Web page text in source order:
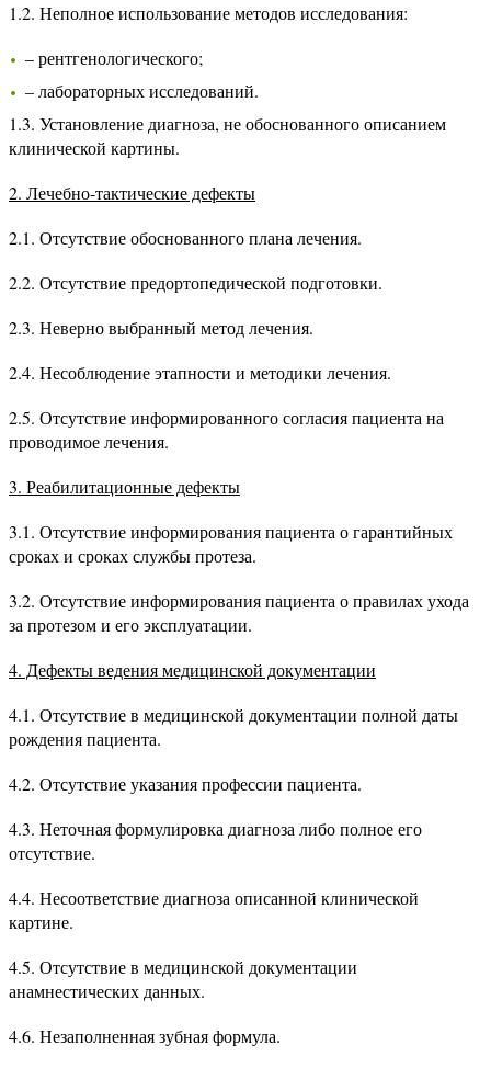
1.2. Неполное использование методов исследования:
– рентгенологического;
– лабораторных исследований.
1.3. Установление диагноза, не обоснованного описанием
клинической картины.
2. Лечебно-тактические дефекты
2.1. Отсутствие обоснованного плана лечения.
2.2. Отсутствие предортопедической подготовки.
2.3. Неверно выбранный метод лечения.
2.4. Несоблюдение этапности и методики лечения.
2.5. Отсутствие информированного согласия пациента на
проводимое лечения.
3. Реабилитационные дефекты
3.1. Отсутствие информирования пациента о гарантийных
сроках и сроках службы протеза.
3.2. Отсутствие информирования пациента о правилах ухода
за протезом и его эксплуатации.
4. Дефекты ведения медицинской документации
4.1. Отсутствие в медицинской документации полной даты
рождения пациента.
4.2. Отсутствие указания профессии пациента.
4.3. Неточная формулировка диагноза либо полное его
отсутствие.
4.4. Несоответствие диагноза описанной клинической
картине.
4.5. Отсутствие в медицинской документации
анамнестических данных.
4.6. Незаполненная зубная формула.